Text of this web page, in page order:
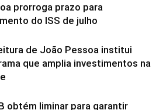
prorroga prazo para
do ISS de julho
de João Pessoa institui
que amplia investimentos na
obtém liminar para garantir